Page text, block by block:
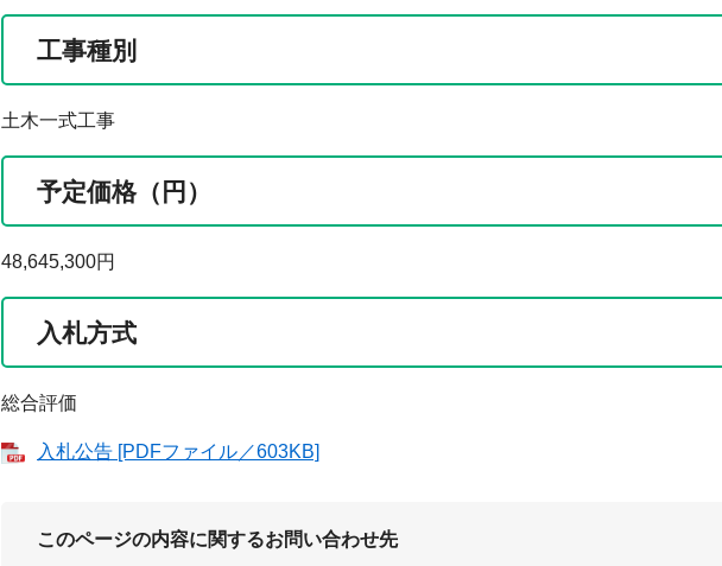
工事種別
土木一式工事
予定価格（円）
48,645,300円
入札方式
総合評価
入札公告 [PDFファイル／603KB]
このページの内容に関するお問い合わせ先